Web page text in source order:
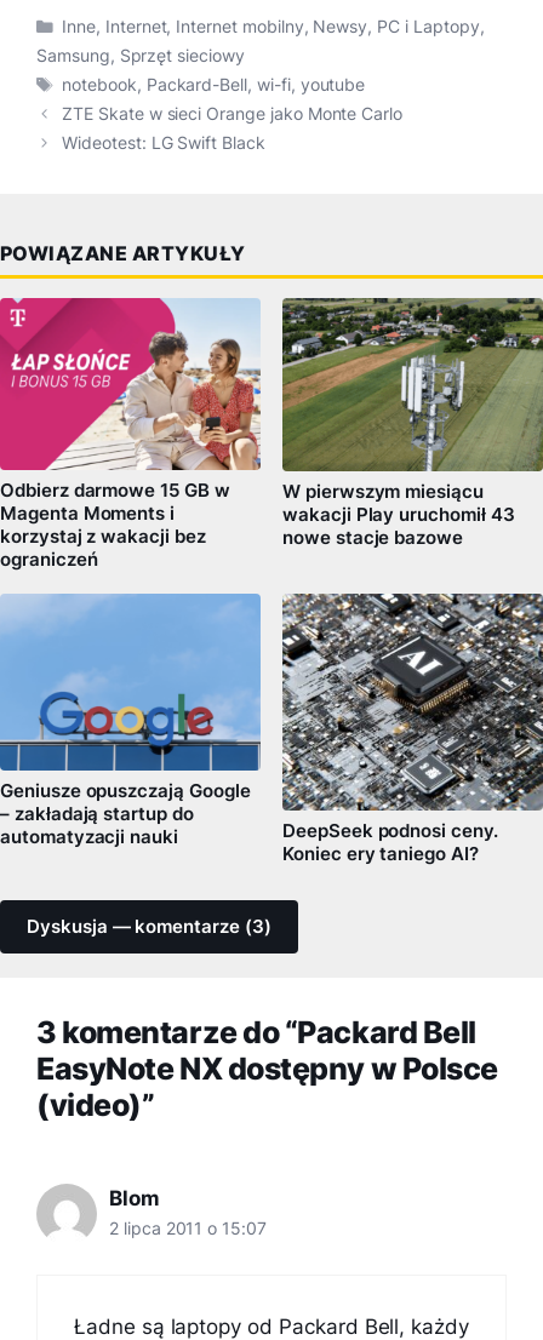
Kategorie
Inne, Internet, Internet mobilny, Newsy, PC i Laptopy,
Samsung, Sprzęt sieciowy
Tagi
notebook, Packard-Bell, wi-fi, youtube
ZTE Skate w sieci Orange jako Monte Carlo
Wideotest: LG Swift Black
POWIĄZANE ARTYKUŁY
Odbierz darmowe 15 GB w
Magenta Moments i
korzystaj z wakacji bez
ograniczeń
W pierwszym miesiącu
wakacji Play uruchomił 43
nowe stacje bazowe
Geniusze opuszczają Google
– zakładają startup do
automatyzacji nauki
DeepSeek podnosi ceny.
Koniec ery taniego AI?
Dyskusja — komentarze (3)
3 komentarze do “Packard Bell
EasyNote NX dostępny w Polsce
(video)”
Blom
2 lipca 2011 o 15:07
Ładne są laptopy od Packard Bell, każdy